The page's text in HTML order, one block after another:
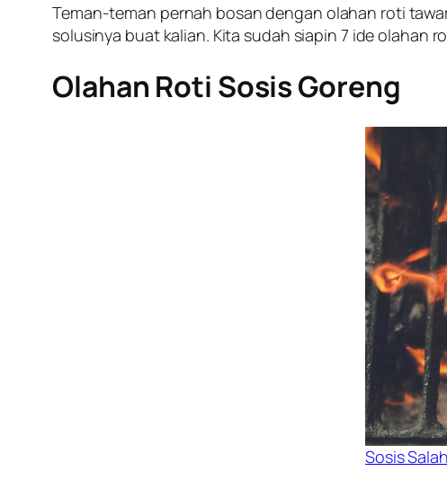
Teman-teman pernah bosan dengan olahan roti
solusinya buat kalian. Kita sudah siapin 7 ide olahan
Olahan Roti Sosis Goreng
Sosis